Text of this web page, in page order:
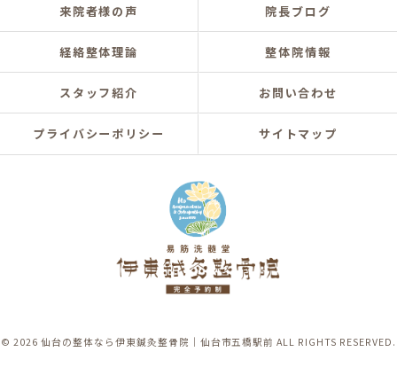
来院者様の声 院長ブログ
経絡整体理論 整体院情報
スタッフ紹介 お問い合わせ
プライバシーポリシー サイトマップ
© 2026 仙台の整体なら伊東鍼灸整骨院｜仙台市五橋駅前 ALL RIGHTS RESERVED.